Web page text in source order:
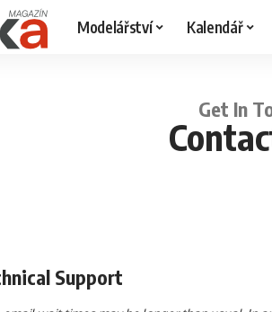
Modelářství Kalendář
Get In
Support